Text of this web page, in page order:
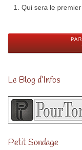
Qui sera le
Le Blog d’Infos
Petit Sondage